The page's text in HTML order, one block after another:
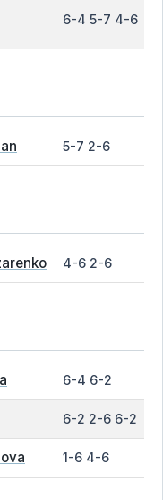
6-4 5-7 4-6
5-7 2-6
4-6 2-6
6-4 6-2
6-2 2-6 6-2
1-6 4-6